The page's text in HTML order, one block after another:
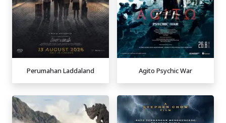
Perumahan Laddaland Agito Psychic War